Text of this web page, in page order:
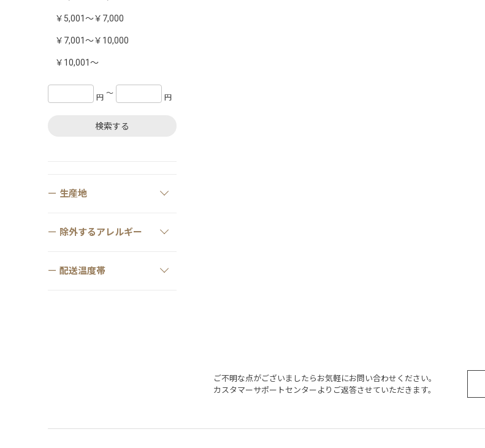
￥5,001～￥7,000
￥7,001～￥10,000
￥10,001～
円 〜 円
検索する
生産地
除外するアレルギー
配送温度帯
ご不明な点がございましたらお気軽にお問い合わせください。
カスタマーサポートセンターよりご返答させていただきます。